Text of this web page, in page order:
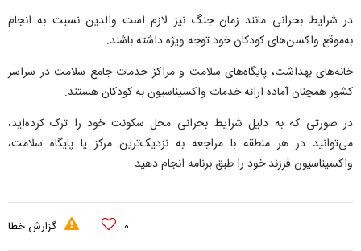
در شرایط بحرانی مانند زمان جنگ نیز لازم است والدین نسبت به انجام
به‌موقع واکسن‌های کودکان خود توجه ویژه داشته باشند.
خانه‌های بهداشت، پایگاه‌های سلامت و مراکز خدمات جامع سلامت در سراسر
کشور همچنان آماده ارائه خدمات واکسیناسیون به کودکان هستند.
در صورتی که به دلیل شرایط بحرانی محل سکونت خود را ترک کرده‌اید،
می‌توانید در هر منطقه با مراجعه به نزدیک‌ترین مرکز یا پایگاه سلامت،
واکسیناسیون فرزند خود را طبق برنامه انجام دهید.
۰ گزارش خطا